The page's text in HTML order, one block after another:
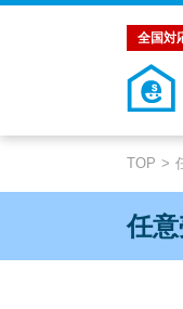
全国対
TOP
任